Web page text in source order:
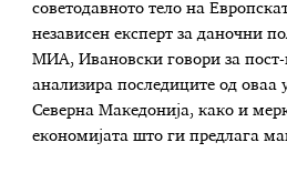
советодавното тело на
независен експерт за даночни
МИА, Ивановски говори за пост-
анализира последиците од оваа
Северна Македонија, како и
економијата што ги предлага